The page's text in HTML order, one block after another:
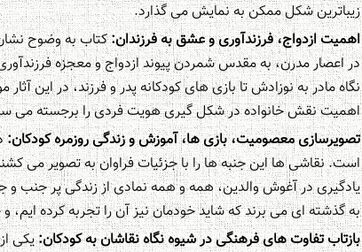
زیباترین شکل ممکن به نمایش می گذارد.
اهمیت ازدواج، فرزندآوری و عشق به فرزندان:کتاب به وضوح
در اعصار مدرن، به مقدس شمردن پیوند ازدواج و معجزه
نگاه مادر به نوزادش تا بازی های کودکانه پدر و فرزند، در این
اهمیت نقش خانواده در شکل گیری هویت فردی را برجسته می
تصویرسازی معصومیت، بازی ها، آموزش و زندگی روزمره کودکان:
است. نقاشی ها این جنبه ها را با جزئیات فراوان به تصویر می
یادگیری در آغوش والدین، همه و همه نمادی از زندگی پر جنب
به گذشته ای می برند که شاید خودمان نیز آن را تجربه کرده ایم،
بازتاب تفاوت های فرهنگی در شیوه نگاه نقاشان به کودکان:یکی